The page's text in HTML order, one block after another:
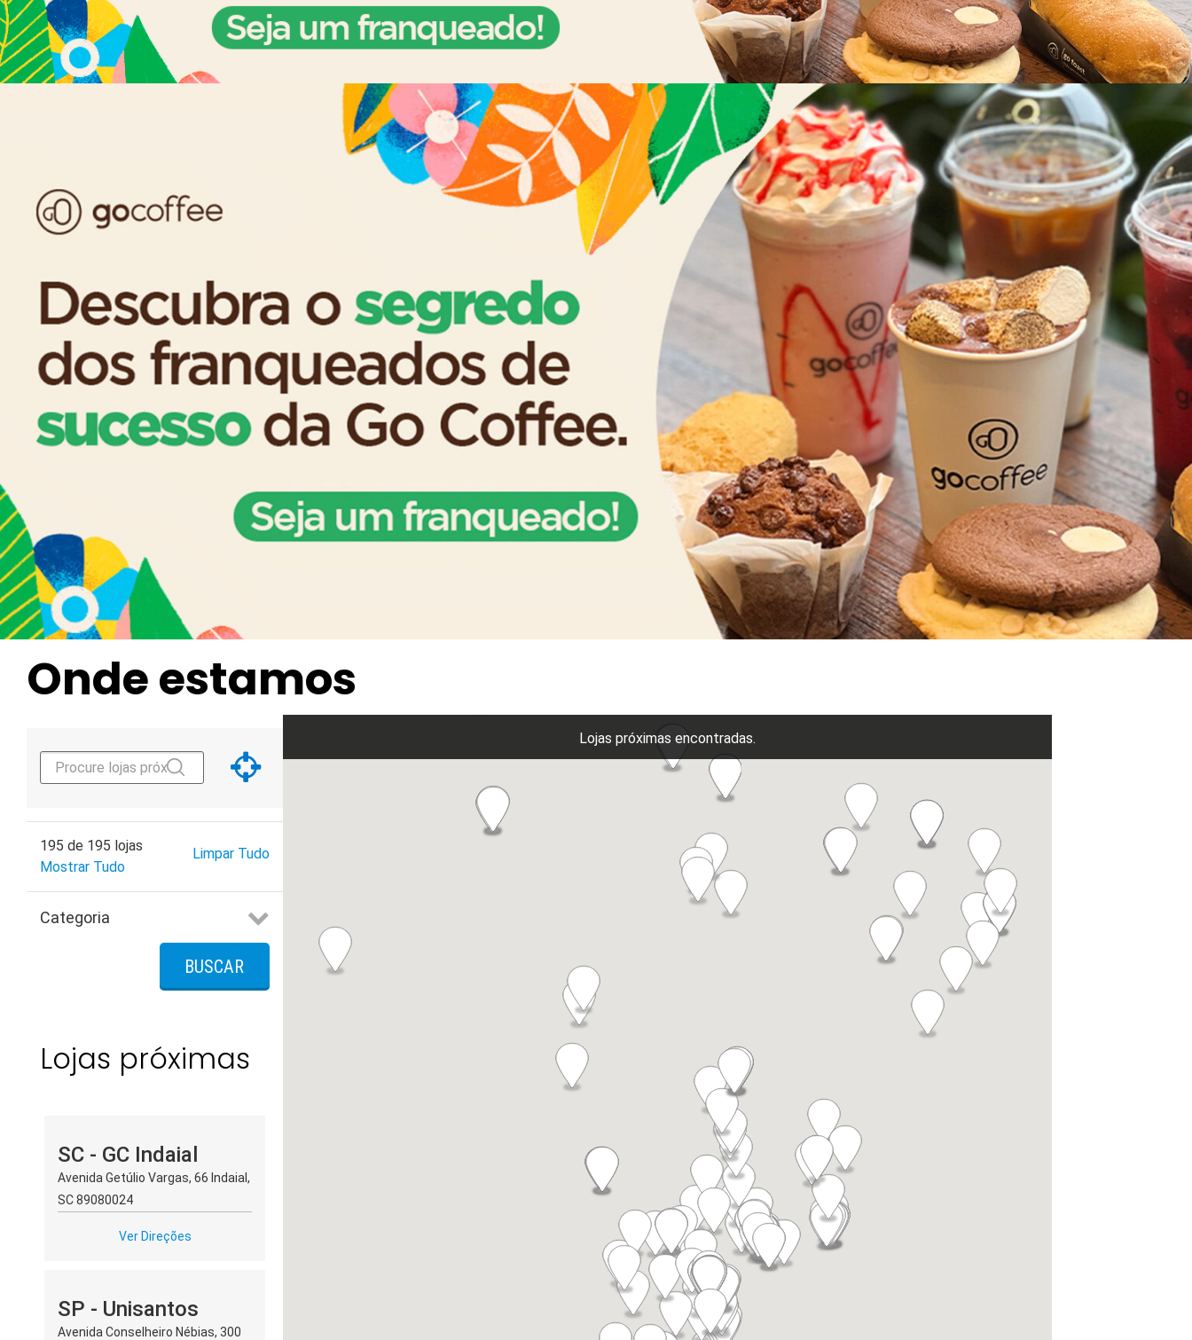
Onde estamos
195 de 195 lojas
Mostrar Tudo
Limpar Tudo
Categoria
Todas Categorias
BUSCAR
Lojas próximas
SC - GC Indaial
Avenida Getúlio Vargas, 66 Indaial,
SC 89080024
Ver Direções
SP - Unisantos
Avenida Conselheiro Nébias, 300
Lojas próximas encontradas.